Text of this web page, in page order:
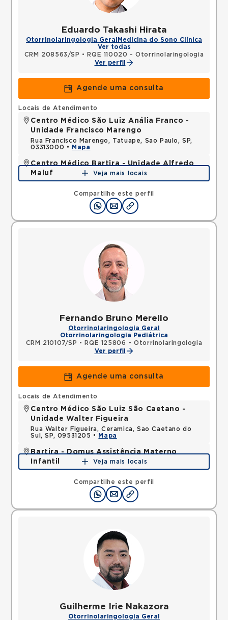
Eduardo Takashi Hirata
Otorrinolaringologia Geral Medicina do Sono Clínica
Ver todas
CRM 208563/SP •
RQE 110020 - Otorrinolaringologia
Ver perfil
Agende uma consulta
Compartilhe este perfil
Locais de Atendimento
Centro Médico São Luiz Anália Franco -
Unidade Francisco Marengo
Rua Francisco Marengo, Tatuape, Sao Paulo, SP,
03313000 •
Mapa
Centro Médico Bartira - Unidade Alfredo
Maluf
Avenida Alfredo Maluf, Jardim Santo Antonio,
Santo Andre, SP, 09240410 •
Mapa
Veja mais locais
Fernando Bruno Merello
Otorrinolaringologia Geral
Otorrinolaringologia Pediátrica
CRM 210107/SP •
RQE 125806 - Otorrinolaringologia
Ver perfil
Agende uma consulta
Compartilhe este perfil
Locais de Atendimento
Centro Médico São Luiz São Caetano -
Unidade Walter Figueira
Rua Walter Figueira, Ceramica, Sao Caetano do
Sul, SP, 09531205 •
Mapa
Bartira - Domus Assistência Materno
Infantil
Avenida Dom Pedro II, Campestre, Santo Andre,
SP, 09080111 •
Veja mais locais
Guilherme Irie Nakazora
Otorrinolaringologia Geral